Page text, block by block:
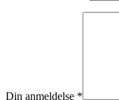
Din anmeldelse *